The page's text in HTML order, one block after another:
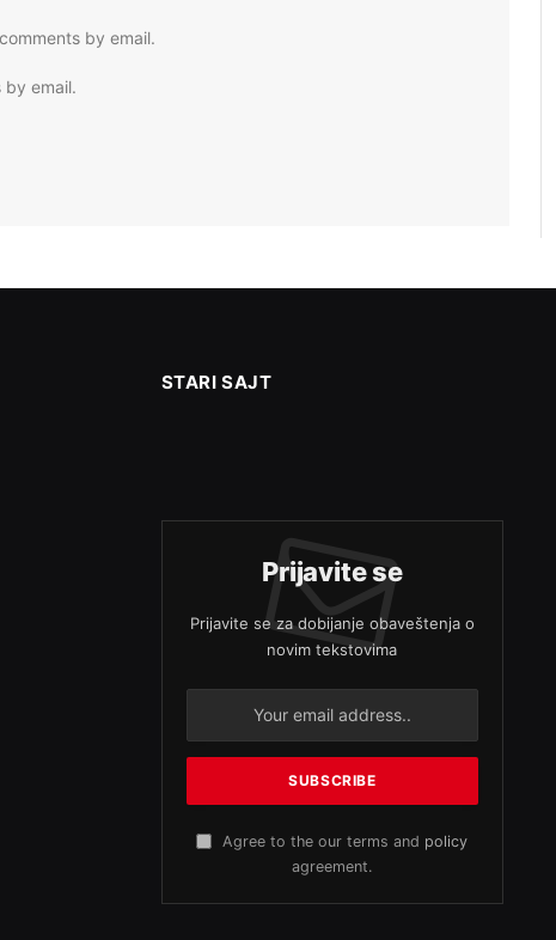
by email.
email.
STARI SAJT
Prijavite se
Prijavite se za dobijanje obaveštenja o
novim tekstovima
Agree to the our terms and policy
agreement.